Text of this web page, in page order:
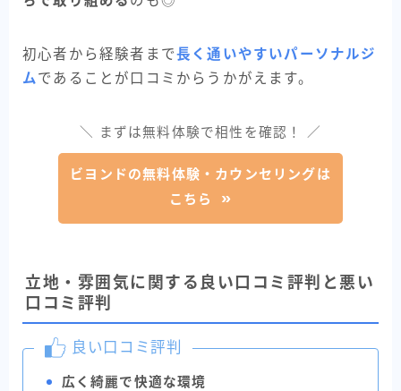
初心者から経験者まで長く通いやすいパーソナルジ
ム であることが口コミからうかがえます。
＼ まずは無料体験で相性を確認！ ／
ビヨンドの無料体験・カウンセリングは
こちら
立地・雰囲気に関する良い口コミ評判と悪い
口コミ評判
良い口コミ評判
広く綺麗で快適な環境